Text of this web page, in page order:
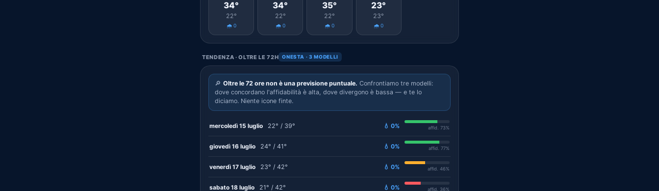
34°
22°
🌧️ 0
34°
22°
🌧️ 0
35°
22°
🌧️ 0
23°
23°
🌧️ 0
TENDENZA · OLTRE LE 72H ONESTA · 3 MODELLI
🔎 Oltre le 72 ore non è una previsione puntuale. Confrontiamo tre modelli:
dove concordano l'affidabilità è alta, dove divergono è bassa — e te lo
diciamo. Niente icone finte.
mercoledì 15 luglio 22° / 39° 💧 0% affid. 73%
giovedì 16 luglio 24° / 41° 💧 0% affid. 77%
venerdì 17 luglio 23° / 42° 💧 0% affid. 46%
sabato 18 luglio 21° / 42° 💧 0% affid. 36%